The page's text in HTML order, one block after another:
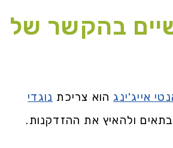
בהקשר של
אייג'ינג הוא צריכת נוגדי
ולהאיץ את ההזדקנות.